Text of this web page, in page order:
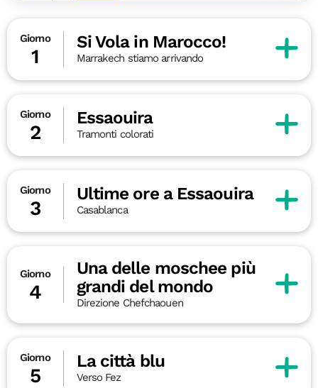
Giorno
1
Si Vola in Marocco!
Marrakech stiamo arrivando
Giorno
2
Essaouira
Tramonti colorati
Giorno
3
Ultime ore a Essaouira
Casablanca
Giorno
4
Una delle moschee più
grandi del mondo
Direzione Chefchaouen
Giorno
5
La città blu
Verso Fez